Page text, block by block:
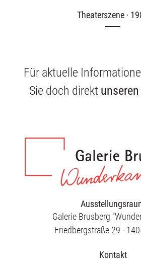
Theaterszene ·
Für aktuelle
Sie doch direkt
Galerie Brusberg
Friedbergstraße 29 ·
Kontakt